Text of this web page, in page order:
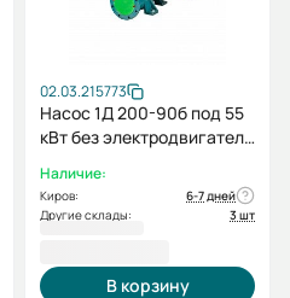
02.03.215773
Насос 1Д 200-90б под 55
кВт без электродвигателя
Наличие:
Киров:
6-7 дней
Другие склады:
3 шт
В корзину